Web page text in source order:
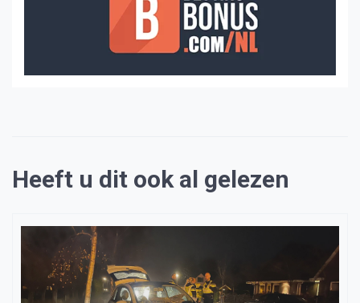
Heeft u dit ook al gelezen